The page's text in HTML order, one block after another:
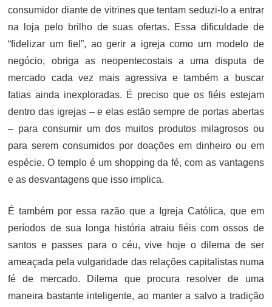
consumidor diante de vitrines que tentam seduzi-lo a entrar
na loja pelo brilho de suas ofertas. Essa dificuldade de
“fidelizar um fiel”, ao gerir a igreja como um modelo de
negócio, obriga as neopentecostais a uma disputa de
mercado cada vez mais agressiva e também a buscar
fatias ainda inexploradas. É preciso que os fiéis estejam
dentro das igrejas – e elas estão sempre de portas abertas
– para consumir um dos muitos produtos milagrosos ou
para serem consumidos por doações em dinheiro ou em
espécie. O templo é um shopping da fé, com as vantagens
e as desvantagens que isso implica.
É também por essa razão que a Igreja Católica, que em
períodos de sua longa história atraiu fiéis com ossos de
santos e passes para o céu, vive hoje o dilema de ser
ameaçada pela vulgaridade das relações capitalistas numa
fé de mercado. Dilema que procura resolver de uma
maneira bastante inteligente, ao manter a salvo a tradição